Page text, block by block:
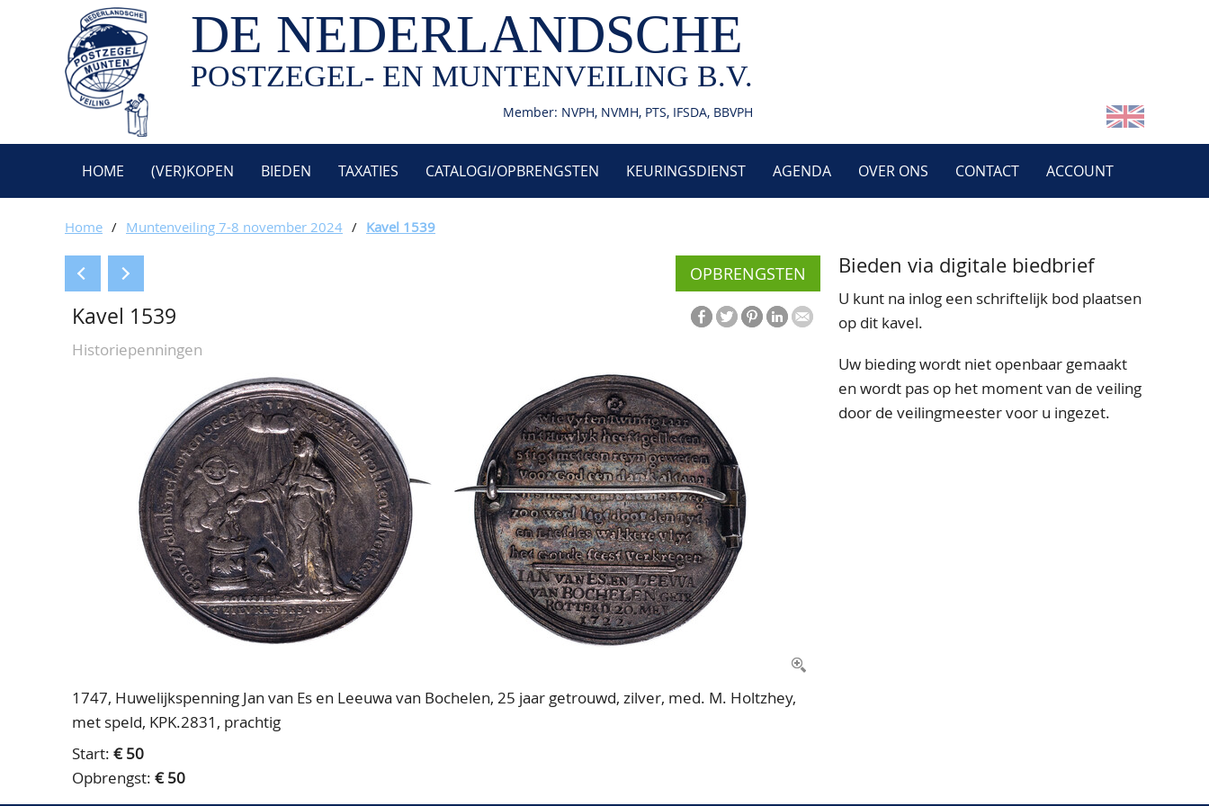
DE NEDERLANDSCHE
POSTZEGEL- EN MUNTENVEILING B.V.
Member: NVPH, NVMH, PTS, IFSDA, BBVPH
HOME (VER)KOPEN BIEDEN TAXATIES CATALOGI/OPBRENGSTEN KEURINGSDIENST AGENDA OVER ONS CONTACT ACCOUNT
Home / Muntenveiling 7-8 november 2024 / Kavel 1539
OPBRENGSTEN
Kavel 1539
Historiepenningen
1747, Huwelijkspenning Jan van Es en Leeuwa van Bochelen, 25 jaar getrouwd, zilver, med. M. Holtzhey,
met speld, KPK.2831, prachtig
Start: € 50
Opbrengst: € 50
Bieden via digitale biedbrief
U kunt na inlog een schriftelijk bod plaatsen
op dit kavel.
Uw bieding wordt niet openbaar gemaakt
en wordt pas op het moment van de veiling
door de veilingmeester voor u ingezet.